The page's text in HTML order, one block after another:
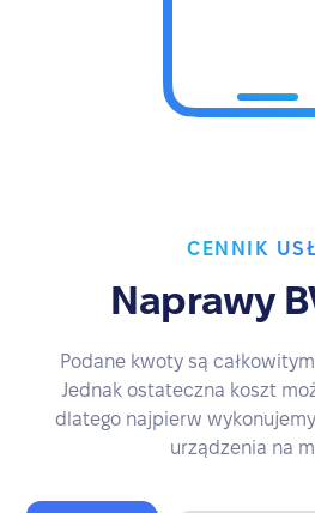
CENNIK
Naprawy
Podane kwoty są
Jednak ostateczna koszt
dlatego najpierw
urządzenia na